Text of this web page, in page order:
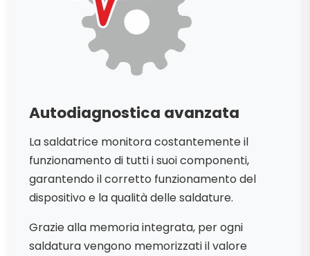
Autodiagnostica avanzata
La saldatrice monitora costantemente il
funzionamento di tutti i suoi componenti,
garantendo il corretto funzionamento del
dispositivo e la qualità delle saldature.
Grazie alla memoria integrata, per ogni
saldatura vengono memorizzati il valore